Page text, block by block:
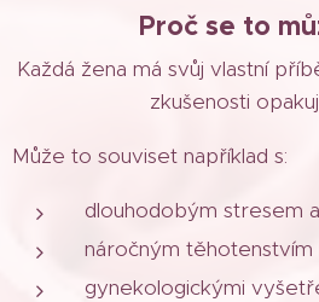
Proč se to
Každá žena má svůj vlastní
zkušenosti
Může to souviset například s:
dlouhodobým stresem
náročným
gynekologickými